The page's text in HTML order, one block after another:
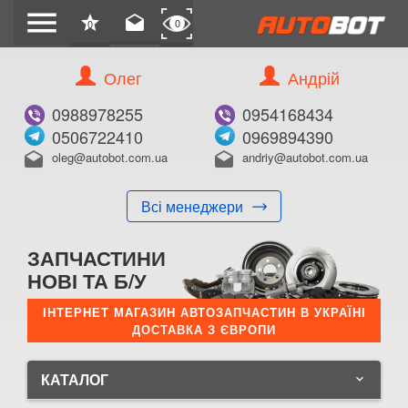
menu star
0 drafts 0
Олег
0988978255
0506722410
drafts oleg@autobot.com.ua
Всі менеджери
Андрій
0954168434
0969894390
drafts andriy@autobot.com.ua
ЗАПЧАСТИНИ
НОВІ ТА Б/У
ІНТЕРНЕТ МАГАЗИН АВТОЗАПЧАСТИН В УКРАЇНІ
ДОСТАВКА З ЄВРОПИ
КАТАЛОГ keyboard_arrow_down